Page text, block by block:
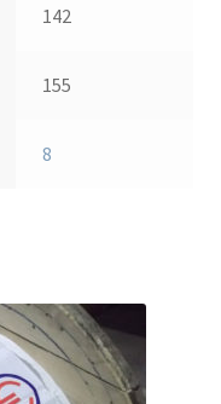
142
155
8